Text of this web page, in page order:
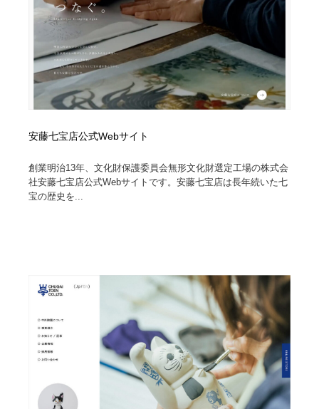
安藤七宝店公式Webサイト
創業明治13年、文化財保護委員会無形文化財選定工場の株式会
社安藤七宝店公式Webサイトです。安藤七宝店は長年続いた七
宝の歴史を...